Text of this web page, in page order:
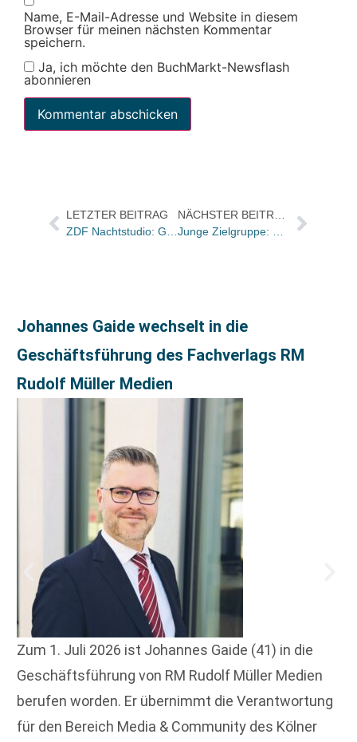
Name, E-Mail-Adresse und Website in diesem
Browser für meinen nächsten Kommentar
speichern.
Ja, ich möchte den BuchMarkt-Newsflash
abonnieren
LETZTER BEITRAG
Johannes Gaide wechselt in die
Geschäftsführung des Fachverlags RM
Rudolf Müller Medien
Zum 1. Juli 2026 ist Johannes Gaide (41) in die
Geschäftsführung von RM Rudolf Müller Medien
berufen worden. Er übernimmt die Verantwortung
für den Bereich Media & Community des Kölner